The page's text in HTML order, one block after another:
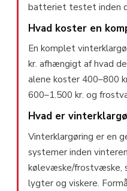
batteriet testet inden
Hvad koster en
En komplet
kr. afhængigt af hvad
alene koster 400–800
600–1.500 kr. og
Hvad er
Vinterklargøring er en
systemer inden
kølevæske/frostvæske,
lygter og viskere.